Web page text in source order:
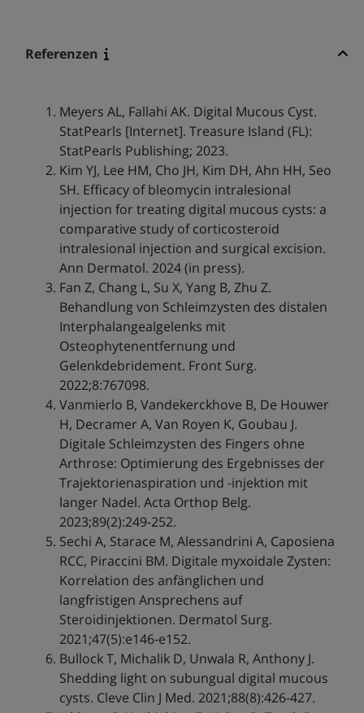
Referenzen
Meyers AL, Fallahi AK. Digital Mucous Cyst.
StatPearls [Internet]. Treasure Island (FL):
StatPearls Publishing; 2023.
Kim YJ, Lee HM, Cho JH, Kim DH, Ahn HH, Seo
SH. Efficacy of bleomycin intralesional
injection for treating digital mucous cysts: a
comparative study of corticosteroid
intralesional injection and surgical excision.
Ann Dermatol. 2024 (in press).
Fan Z, Chang L, Su X, Yang B, Zhu Z.
Behandlung von Schleimzysten des distalen
Interphalangealgelenks mit
Osteophytenentfernung und
Gelenkdebridement. Front Surg.
2022;8:767098.
Vanmierlo B, Vandekerckhove B, De Houwer
H, Decramer A, Van Royen K, Goubau J.
Digitale Schleimzysten des Fingers ohne
Arthrose: Optimierung des Ergebnisses der
Trajektorienaspiration und -injektion mit
langer Nadel. Acta Orthop Belg.
2023;89(2):249-252.
Sechi A, Starace M, Alessandrini A, Caposiena
RCC, Piraccini BM. Digitale myxoidale Zysten:
Korrelation des anfänglichen und
langfristigen Ansprechens auf
Steroidinjektionen. Dermatol Surg.
2021;47(5):e146-e152.
Bullock T, Michalik D, Unwala R, Anthony J.
Shedding light on subungual digital mucous
cysts. Cleve Clin J Med. 2021;88(8):426-427.